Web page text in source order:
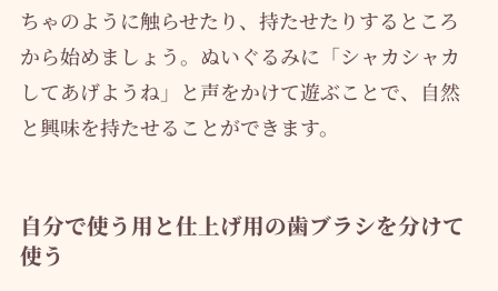
ちゃのように触らせたり、持たせたりするところ
から始めましょう。ぬいぐるみに「シャカシャカ
してあげようね」と声をかけて遊ぶことで、自然
と興味を持たせることができます。
自分で使う用と仕上げ用の歯ブラシを分けて
使う